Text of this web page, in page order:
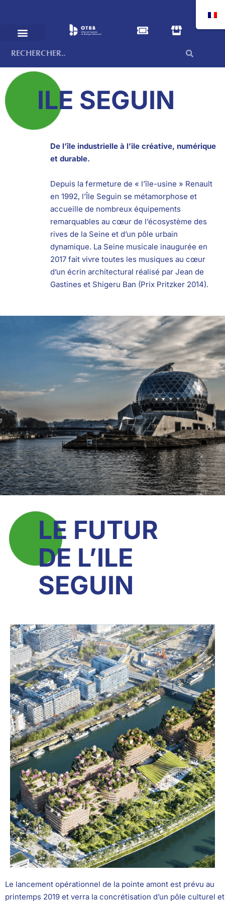
ILE SEGUIN
De l’île industrielle à l’ile créative, numérique
et durable.
Depuis la fermeture de « l’île-usine » Renault
en 1992, l’Île Seguin se métamorphose et
accueille de nombreux équipements
remarquables au cœur de l’écosystème des
rives de la Seine et d’un pôle urbain
dynamique. La Seine musicale inaugurée en
2017 fait vivre toutes les musiques au cœur
d’un écrin architectural réalisé par Jean de
Gastines et Shigeru Ban (Prix Pritzker 2014).
LE FUTUR
DE L’ILE
SEGUIN
Le lancement opérationnel de la pointe amont est prévu au
printemps 2019 et verra la concrétisation d’un pôle culturel et